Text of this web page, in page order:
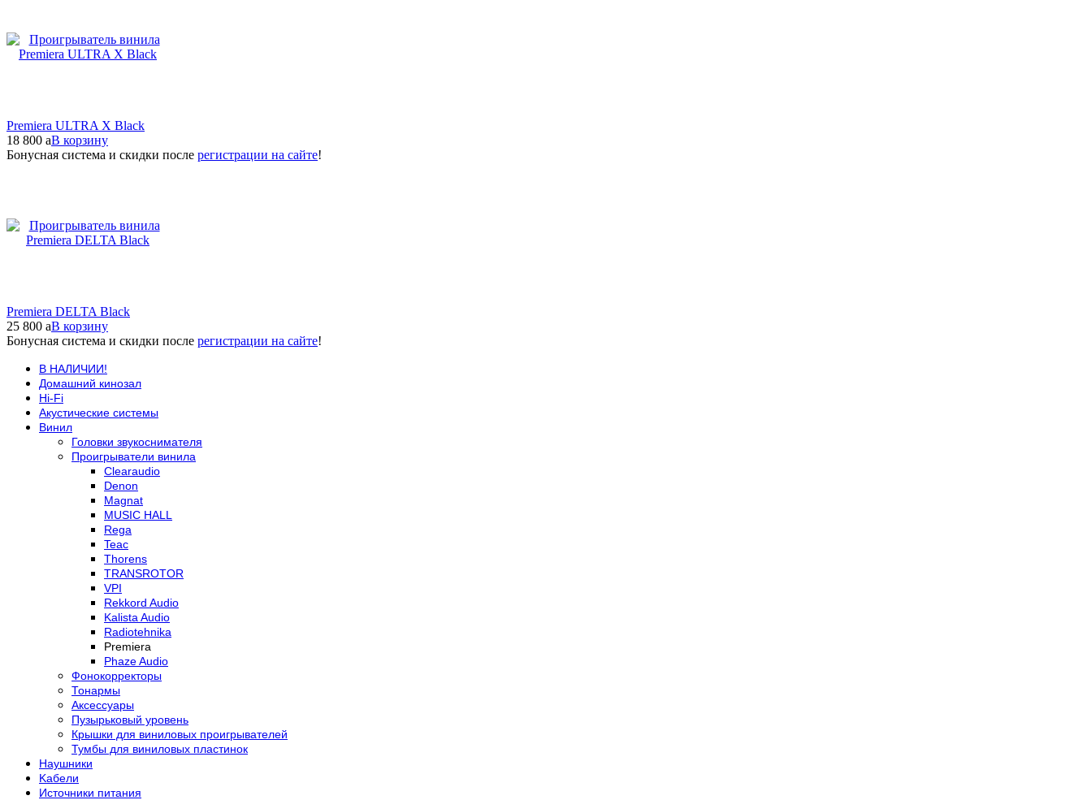
Premiera ULTRA X Black
18 800 aВ корзину
Бонусная система и скидки после регистрации на сайте!
Premiera DELTA Black
25 800 aВ корзину
Бонусная система и скидки после регистрации на сайте!
В НАЛИЧИИ!
Домашний кинозал
Hi-Fi
Акустические системы
Винил
Головки звукоснимателя
Проигрыватели винила
Clearaudio
Denon
Magnat
MUSIC HALL
Rega
Teac
Thorens
TRANSROTOR
VPI
Rekkord Audio
Kalista Audio
Radiotehnika
Premiera
Phaze Audio
Фонокорректоры
Тонармы
Аксессуары
Пузырьковый уровень
Крышки для виниловых проигрывателей
Тумбы для виниловых пластинок
Наушники
Kабели
Источники питания